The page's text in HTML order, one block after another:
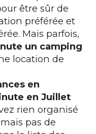
être sûr de
préférée et
Mais parfois,
un camping
location de
en
en Juillet
rien organisé
pas de